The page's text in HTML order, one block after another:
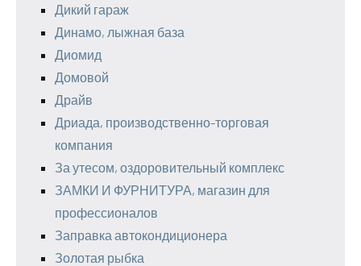
Дикий гараж
Динамо, лыжная база
Диомид
Домовой
Драйв
Дриада, производственно-торговая
компания
За утесом, оздоровительный комплекс
ЗАМКИ И ФУРНИТУРА, магазин для
профессионалов
Заправка автокондиционера
Золотая рыбка